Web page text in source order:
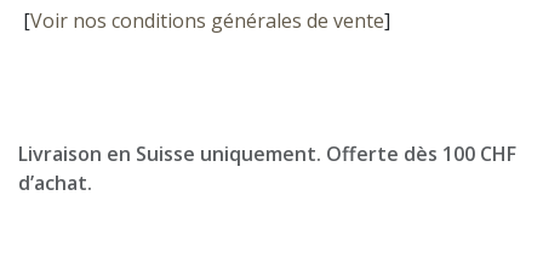
[Voir nos conditions générales de vente]
Livraison en Suisse uniquement. Offerte dès 100 CHF
d’achat.